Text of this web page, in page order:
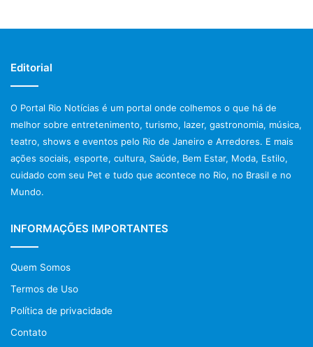
Editorial
O Portal Rio Notícias é um portal onde colhemos o que há de
melhor sobre entretenimento, turismo, lazer, gastronomia, música,
teatro, shows e eventos pelo Rio de Janeiro e Arredores. E mais
ações sociais, esporte, cultura, Saúde, Bem Estar, Moda, Estilo,
cuidado com seu Pet e tudo que acontece no Rio, no Brasil e no
Mundo.
INFORMAÇÕES IMPORTANTES
Quem Somos
Termos de Uso
Política de privacidade
Contato